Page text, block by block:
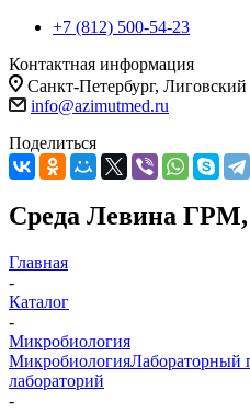
+7 (812) 500-54-23
Контактная информация
Санкт-Петербург,
info@azimutmed.ru
Поделиться
Среда Левина ГРМ,
Главная
-
Каталог
-
Микробиология
МикробиологияЛабораторный
лабораторий
-